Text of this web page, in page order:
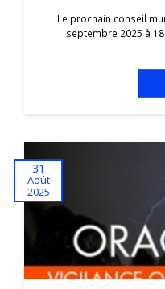
Le prochain conseil
septembre 2025 à
31
Août
2025